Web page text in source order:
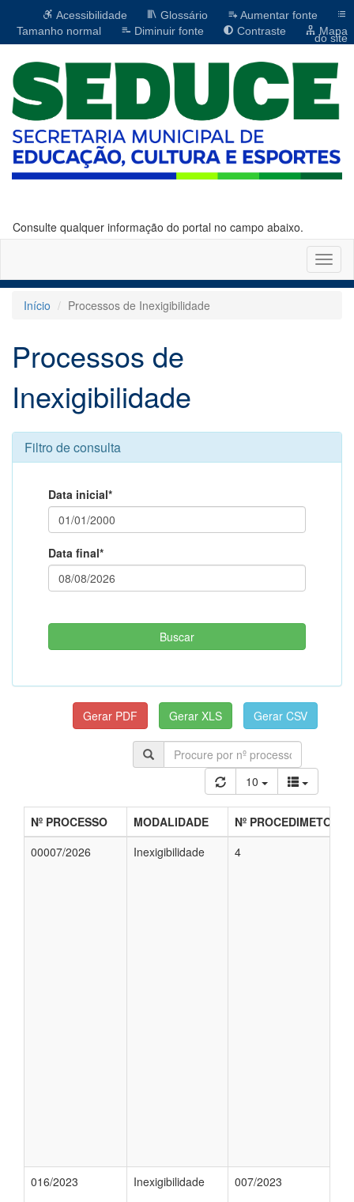
Acessibilidade Glossário
Aumentar fonte
Tamanho normal
Diminuir fonte Contraste Mapa
do site
Consulte qualquer informação do portal no campo abaixo.
Início
Processos de Inexigibilidade
Processos de
Inexigibilidade
Filtro de consulta
Data inicial*
Data final*
10
Nº PROCESSO MODALIDADE
Nº PROCEDIMETO
00007/2026
Inexigibilidade 4
016/2023 Inexigibilidade 007/2023